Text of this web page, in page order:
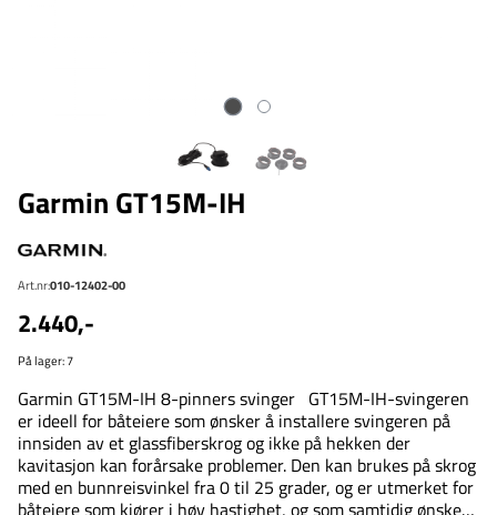
Garmin GT15M-IH
Art.nr:010-12402-00
2.440,-
På lager: 7
Garmin GT15M-IH 8-pinners svinger GT15M-IH-svingeren
er ideell for båteiere som ønsker å installere svingeren på
innsiden av et glassfiberskrog og ikke på hekken der
kavitasjon kan forårsake problemer. Den kan brukes på skrog
med en bunnreisvinkel fra 0 til 25 grader, og er utmerket for
båteiere som kjører i høy hastighet, og som samtidig ønsker